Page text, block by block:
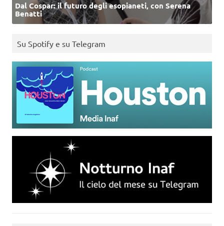
Dal Cospar: il futuro degli esopianeti, con Serena
Benatti
Su Spotify e su Telegram